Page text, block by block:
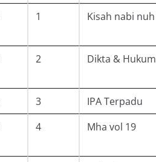
1 Kisah nabi nuh
2 Dikta & Hukum
3 IPA Terpadu
4 Mha vol 19